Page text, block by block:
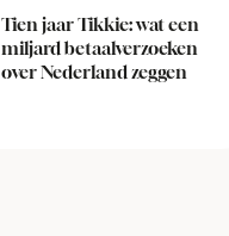
Tien jaar Tikkie: wat een
miljard betaalverzoeken
over Nederland zeggen